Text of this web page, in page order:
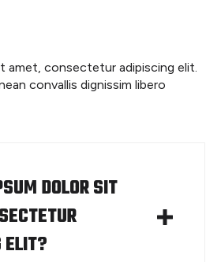
amet, consectetur adipiscing elit.
convallis dignissim libero
DOLOR SIT
ELIT?